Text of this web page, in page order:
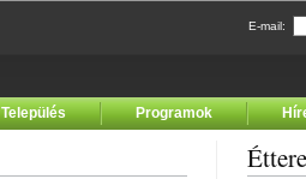
E-mail:
Település Programok